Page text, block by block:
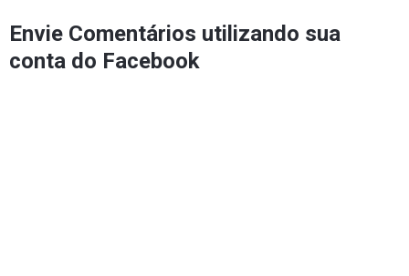
Envie Comentários utilizando sua
conta do Facebook